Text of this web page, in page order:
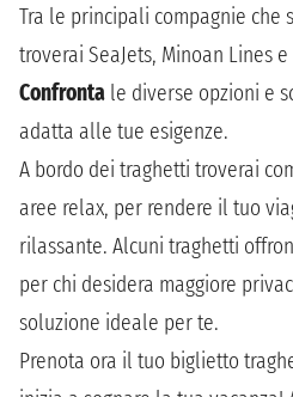
Tra le principali compagnie che
troverai SeaJets, Minoan Lines
Confronta le diverse opzioni e
adatta alle tue esigenze.
A bordo dei traghetti troverai
aree relax, per rendere il tuo
rilassante. Alcuni traghetti
per chi desidera maggiore
soluzione ideale per te.
Prenota ora il tuo biglietto